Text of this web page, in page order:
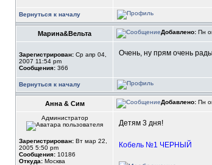
Вернуться к началу
Марина&Вельта Добавлено: Пн
Зарегистрирован: Ср апр 04,
2007 11:54 pm
Сообщения: 366
Очень, ну прям очень
Вернуться к началу
Анна & Сим Добавлено: Пн
Администратор
Зарегистрирован: Вт мар 22,
2005 5:50 pm
Сообщения: 10186
Откуда: Москва
Детям 3 дня!
Кобель №1 ЧЕРНЫЙ